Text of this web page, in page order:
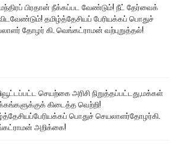
பிரதான் நீக்கப்பட வேண்டும்! நீட் தேர்வைக்
தமிழ்த்தேசியப் பேரியக்கப் பொதுச்
தோழர் கி. வெங்கட்ராமன் வற்புறுத்தல்!
செயற்கை அரிசி நிறுத்தப்பட்டது,மக்கள்
கிடைத்த வெற்றி!
பொதுச் செயலாளர்தோழர்கி.
அறிக்கை!